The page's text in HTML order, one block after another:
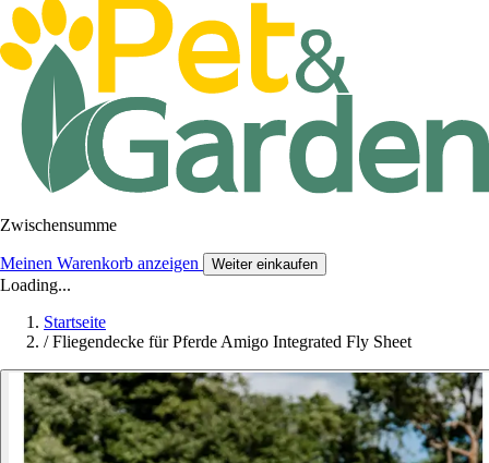
Zwischensumme
Meinen Warenkorb anzeigen Weiter einkaufen
Loading...
Startseite
/ Fliegendecke für Pferde Amigo Integrated Fly Sheet